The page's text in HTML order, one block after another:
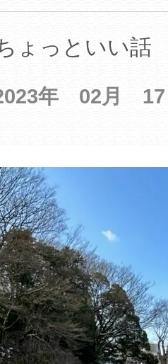
ょっといい話
年 02月